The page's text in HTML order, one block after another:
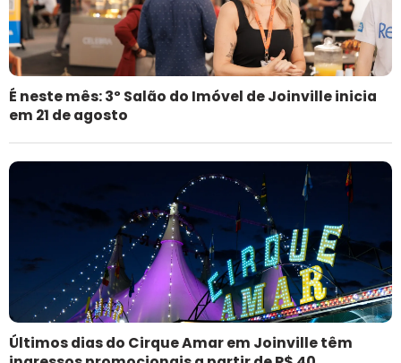
É neste mês: 3º Salão do Imóvel de Joinville inicia
em 21 de agosto
Últimos dias do Cirque Amar em Joinville têm